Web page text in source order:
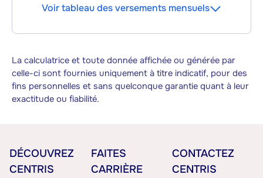
Voir tableau des versements mensuels
La calculatrice et toute donnée affichée ou générée par
celle-ci sont fournies uniquement à titre indicatif, pour des
fins personnelles et sans quelconque garantie quant à leur
exactitude ou fiabilité.
DÉCOUVREZ
CENTRIS
FAITES
CARRIÈRE
CONTACTEZ
CENTRIS